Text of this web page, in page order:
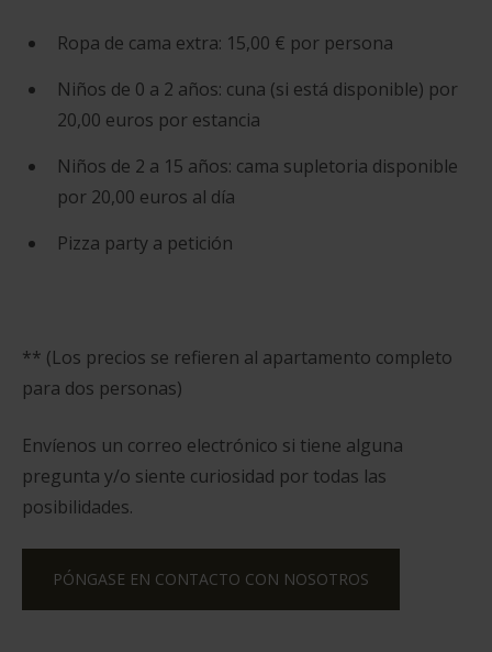
Ropa de cama extra: 15,00 € por persona
Niños de 0 a 2 años: cuna (si está disponible) por
20,00 euros por estancia
Niños de 2 a 15 años: cama supletoria disponible
por 20,00 euros al día
Pizza party a petición
** (Los precios se refieren al apartamento completo
para dos personas)
Envíenos un correo electrónico si tiene alguna
pregunta y/o siente curiosidad por todas las
posibilidades.
PÓNGASE EN CONTACTO CON NOSOTROS